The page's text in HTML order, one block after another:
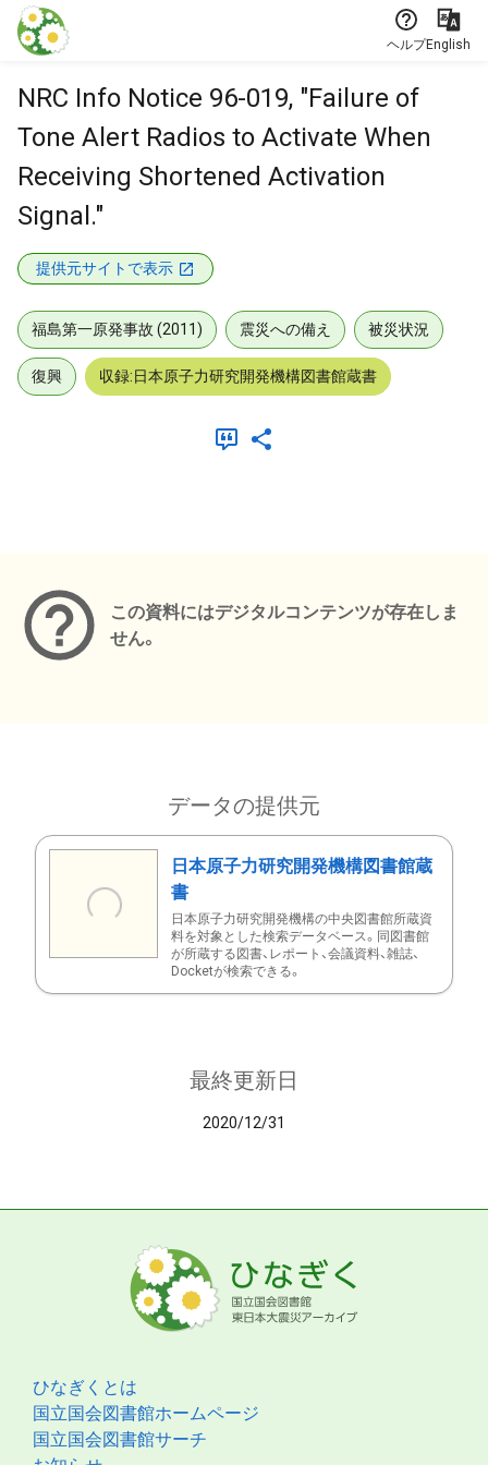
本文に飛ぶ
ヘルプEnglish
NRC Info Notice 96-019, "Failure of
Tone Alert Radios to Activate When
Receiving Shortened Activation
Signal."
提供元サイトで表示
福島第一原発事故 (2011) 震災への備え 被災状況
復興 収録:日本原子力研究開発機構図書館蔵書
この資料にはデジタルコンテンツが存在しま
せん。
データの提供元
日本原子力研究開発機構図書館蔵
書
日本原子力研究開発機構の中央図書館所蔵資
料を対象とした検索データベース。同図書館
が所蔵する図書、レポート、会議資料、雑誌、
Docketが検索できる。
最終更新日
2020/12/31
ひなぎくとは
国立国会図書館ホームページ
国立国会図書館サーチ